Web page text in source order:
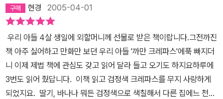
현경 2005-04-01
우리 아들 4살 생일에 외할머니께 선물로 받은 책이랍니다.그전까진
책 아주 싫어하고 만화만 보던 우리 아들 '까만 크레파스'에푹 빠지더
니 이제 제법 책에 관심도 갖고 읽어 달라 들고 오기도 하지요하루에
3번도 읽어 줬답니다. 이책 읽고 검정색 크레파스를 무지 사랑하게
되었지요. 딸기, 바나나 뭐든 검정색으로 색칠해서 다른 집에느 천대